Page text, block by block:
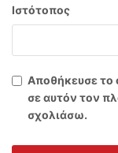
Ιστότοπος
Αποθήκευσε το
σε αυτόν τον
σχολιάσω.